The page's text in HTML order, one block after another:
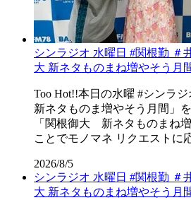
シンラジオ 水曜日 #関根勤 ＃
大 新ネタものまね増やそう月
Too Hot!!本日の水曜 #シンラ
新ネタものま増やそう月間」
「関根御大 新ネタものまね
ことでモノマネ リクエスト
2026/8/5
シンラジオ 水曜日 #関根勤 ＃
大 新ネタものまね増やそう月